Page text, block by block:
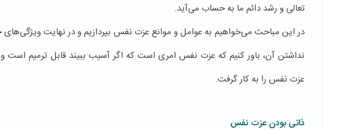
تعالی و رشد دائم ما به حساب می‌آید.
در این مباحث می‌خواهیم به عوامل و موانع عزت نفس بپردازیم و در نهایت
نداشتن آن، باور کنیم که عزت نفس امری است که اگر آسیب ببیند قابل ترمیم
عزت نفس را به کار گرفت.
ذاتی بودن عزت نفس